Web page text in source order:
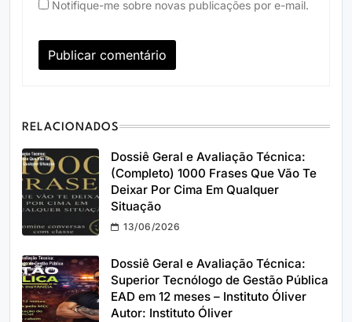
Notifique-me sobre novas publicações por e-mail.
RELACIONADOS
Dossiê Geral e Avaliação Técnica:
(Completo) 1000 Frases Que Vão Te
Deixar Por Cima Em Qualquer
Situação
13/06/2026
Dossiê Geral e Avaliação Técnica:
Superior Tecnólogo de Gestão Pública
EAD em 12 meses – Instituto Óliver
Autor: Instituto Óliver